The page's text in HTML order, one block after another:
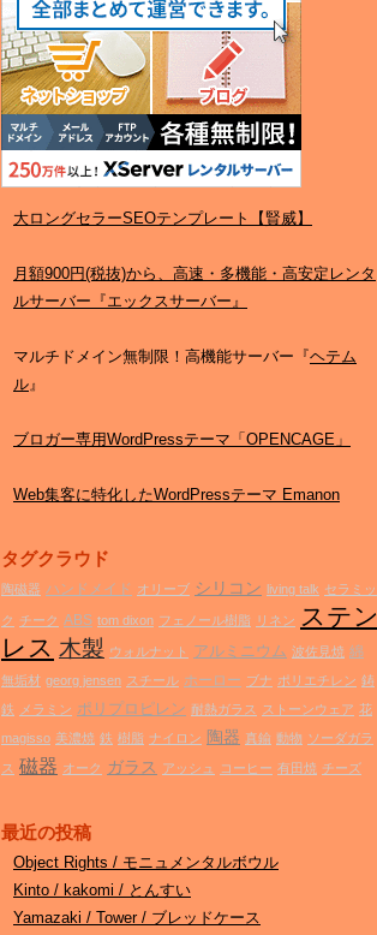
大ロングセラーSEOテンプレート【賢威】
月額900円(税抜)から、高速・多機能・高安定レンタ
ルサーバー『エックスサーバー』
マルチドメイン無制限！高機能サーバー『ヘテム
ル』
ブロガー専用WordPressテーマ「OPENCAGE」
Web集客に特化したWordPressテーマ Emanon
タグクラウド
陶磁器 ハンドメイド オリーブ シリコン living talk セラミッ
ク チーク ABS tom dixon フェノール樹脂 リネン ステン
レス 木製 ウォルナット アルミニウム 波佐見焼 綿
無垢材 georg jensen スチール ホーロー ブナ ポリエチレン 鋳
鉄
メラミン ポリプロピレン 耐熱ガラス ストーンウェア 花
magisso 美濃焼 鉄 樹脂 ナイロン 陶器 真鍮 動物 ソーダガラ
ス 磁器 オーク ガラス アッシュ コーヒー 有田焼 チーズ
最近の投稿
Object Rights / モニュメンタルボウル
Kinto / kakomi / とんすい
Yamazaki / Tower / ブレッドケース